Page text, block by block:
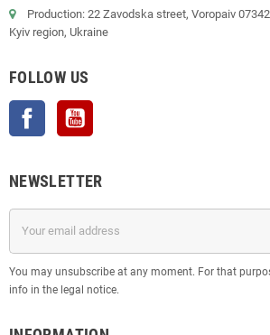
Production: 22 Zavodska street, Voropaiv
Kyiv region, Ukraine
FOLLOW US
Facebook
NEWSLETTER
You may unsubscribe at any moment. For that
info in the legal notice.